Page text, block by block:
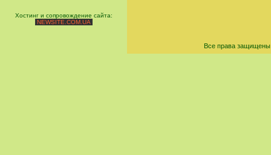
Хостинг и сопровождение сайта:
NEWSITE.COM.UA
Все права